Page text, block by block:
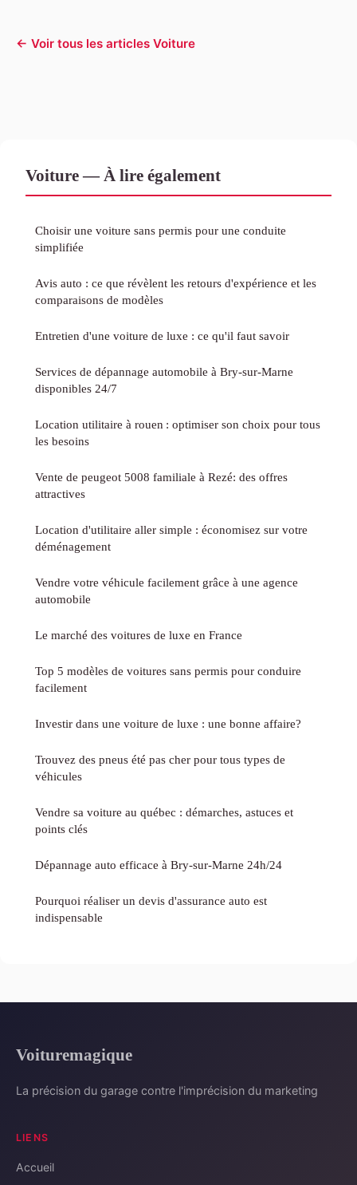
← Voir tous les articles Voiture
Voiture — À lire également
Choisir une voiture sans permis pour une conduite
simplifiée
Avis auto : ce que révèlent les retours d'expérience et les
comparaisons de modèles
Entretien d'une voiture de luxe : ce qu'il faut savoir
Services de dépannage automobile à Bry-sur-Marne
disponibles 24/7
Location utilitaire à rouen : optimiser son choix pour tous
les besoins
Vente de peugeot 5008 familiale à Rezé: des offres
attractives
Location d'utilitaire aller simple : économisez sur votre
déménagement
Vendre votre véhicule facilement grâce à une agence
automobile
Le marché des voitures de luxe en France
Top 5 modèles de voitures sans permis pour conduire
facilement
Investir dans une voiture de luxe : une bonne affaire?
Trouvez des pneus été pas cher pour tous types de
véhicules
Vendre sa voiture au québec : démarches, astuces et
points clés
Dépannage auto efficace à Bry-sur-Marne 24h/24
Pourquoi réaliser un devis d'assurance auto est
indispensable
Voituremagique
La précision du garage contre l'imprécision du marketing
LIENS
Accueil